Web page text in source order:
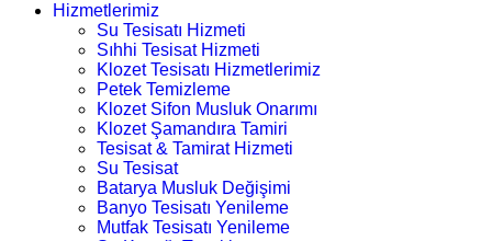
Hizmetlerimiz
Su Tesisatı Hizmeti
Sıhhi Tesisat Hizmeti
Klozet Tesisatı Hizmetlerimiz
Petek Temizleme
Klozet Sifon Musluk Onarımı
Klozet Şamandıra Tamiri
Tesisat & Tamirat Hizmeti
Su Tesisat
Batarya Musluk Değişimi
Banyo Tesisatı Yenileme
Mutfak Tesisatı Yenileme